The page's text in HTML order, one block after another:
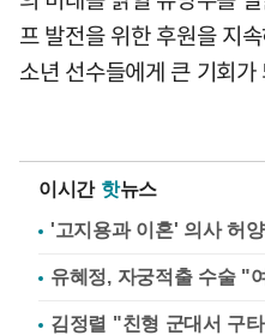
프 발전을 위한 후원을 지
소년 선수들에게 큰 기회
이시간 핫뉴스
'고지용과 이혼' 의사 허
유혜정, 자궁적출 수술 "
김정렬 "친형 군대서 구